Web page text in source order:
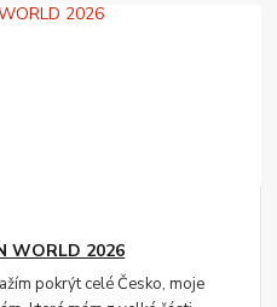
WORLD 2026
pokrýt celé Česko, moje